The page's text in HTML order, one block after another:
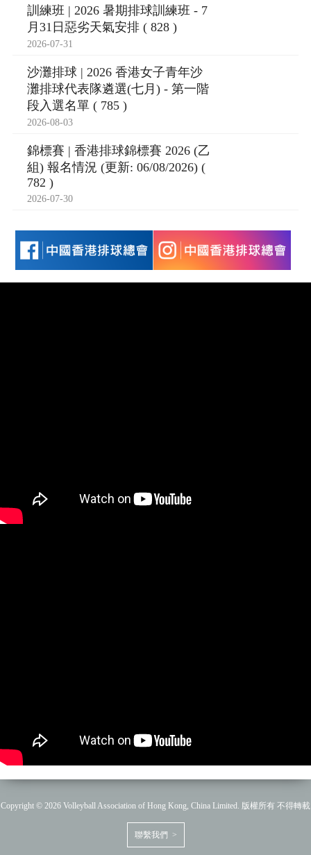
訓練班 | 2026 暑期排球訓練班 - 7
月31日惡劣天氣安排 ( 828 )
2026-07-31
沙灘排球 | 2026 香港女子青年沙
灘排球代表隊遴選(七月) - 第一階
段入選名單 ( 785 )
2026-08-03
錦標賽 | 香港排球錦標賽 2026 (乙
組) 報名情況 (更新: 06/08/2026) (
782 )
2026-07-30
Copyright © 2026 Volleyball Association of Hong Kong, China Limited. 版權所有 不得轉載
聯繫我們 >